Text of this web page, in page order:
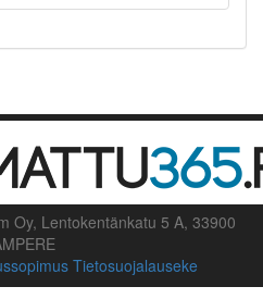
Oy, Lentokentänkatu 5 A, 33900
Tietosuojalauseke